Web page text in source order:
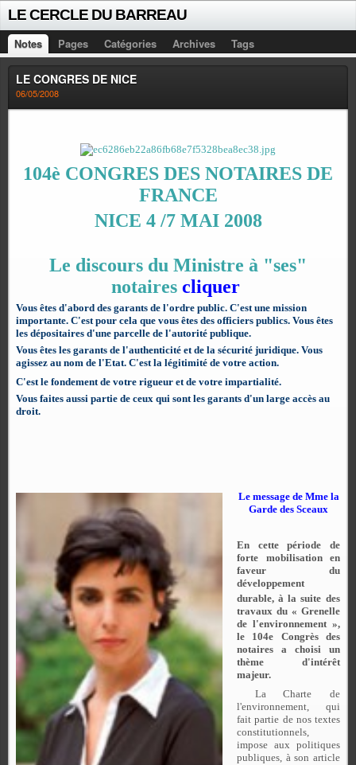
LE CERCLE DU BARREAU
Notes Pages Catégories Archives Tags
LE CONGRES DE NICE
06/05/2008
104è CONGRES DES NOTAIRES DE
FRANCE
NICE 4 /7 MAI 2008
Le discours du Ministre à "ses"
notaires cliquer
Vous êtes d'abord des garants de l'ordre public. C'est une mission
importante. C'est pour cela que vous êtes des officiers publics. Vous êtes
les dépositaires d'une parcelle de l'autorité publique.
Vous êtes les garants de l'authenticité et de la sécurité juridique. Vous
agissez au nom de l'Etat. C'est la légitimité de votre action.
C'est le fondement de votre rigueur et de votre impartialité.
Vous faites aussi partie de ceux qui sont les garants d'un large accès au
droit.
Le message de Mme la
Garde des Sceaux
En cette période de
forte mobilisation en
faveur du
développement
durable, à la suite des
travaux du « Grenelle
de l'environnement »,
le 104e Congrès des
notaires a choisi un
thème d'intérêt
majeur.
La Charte
de
l'environnement, qui
fait partie de nos textes
constitutionnels,
impose aux politiques
publiques, à son article